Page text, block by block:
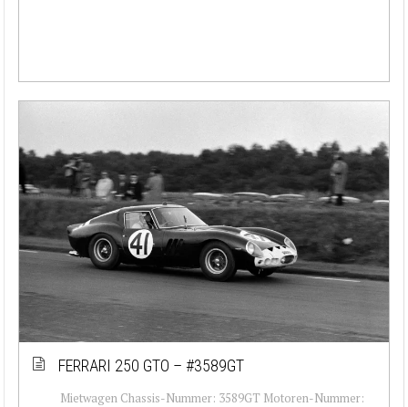
FERRARI 250 GTO – #3589GT
Mietwagen Chassis-Nummer: 3589GT Motoren-Nummer: